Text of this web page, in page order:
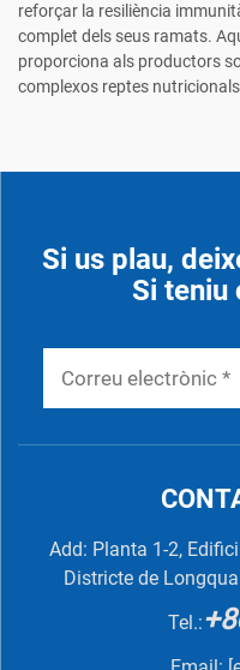
reforçar la resiliència
complet dels seus ramats.
proporciona als productors
complexos reptes
Si us plau,
Si teniu
Add: Planta 1-2,
Districte de
Tel.: